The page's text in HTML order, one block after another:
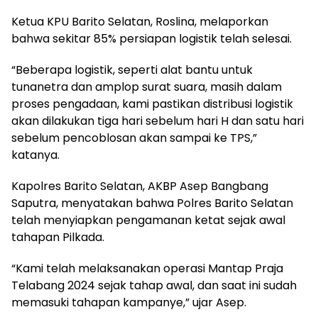
Ketua KPU Barito Selatan, Roslina, melaporkan
bahwa sekitar 85% persiapan logistik telah selesai.
“Beberapa logistik, seperti alat bantu untuk
tunanetra dan amplop surat suara, masih dalam
proses pengadaan, kami pastikan distribusi logistik
akan dilakukan tiga hari sebelum hari H dan satu hari
sebelum pencoblosan akan sampai ke TPS,”
katanya.
Kapolres Barito Selatan, AKBP Asep Bangbang
Saputra, menyatakan bahwa Polres Barito Selatan
telah menyiapkan pengamanan ketat sejak awal
tahapan Pilkada.
“Kami telah melaksanakan operasi Mantap Praja
Telabang 2024 sejak tahap awal, dan saat ini sudah
memasuki tahapan kampanye,” ujar Asep.